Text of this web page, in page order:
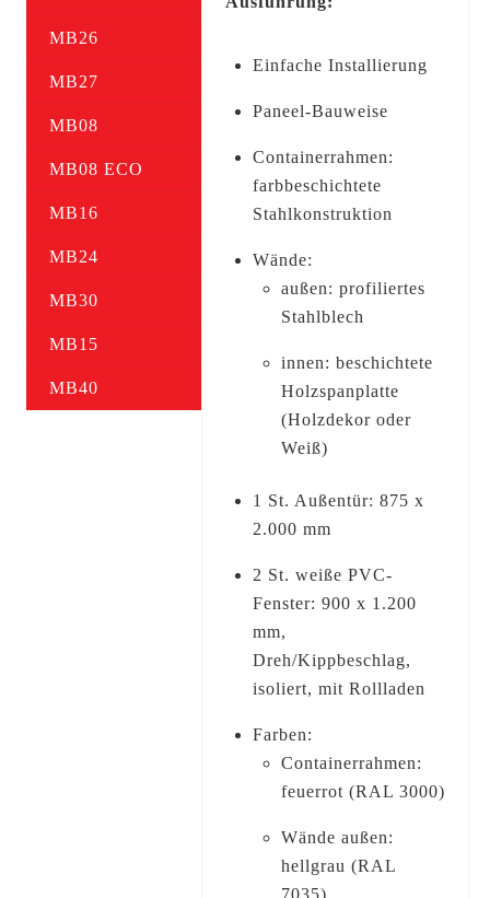
MB26
MB27
MB08
MB08 ECO
MB16
MB24
MB30
MB15
MB40
Einfache Installierung
Paneel-Bauweise
Containerrahmen:
farbbeschichtete
Stahlkonstruktion
Wände:
außen: profiliertes
Stahlblech
innen: beschichtete
Holzspanplatte
(Holzdekor oder
Weiß)
1 St. Außentür: 875 x
2.000 mm
2 St. weiße PVC-
Fenster: 900 x 1.200
mm,
Dreh/Kippbeschlag,
isoliert, mit Rollladen
Farben:
Containerrahmen:
feuerrot (RAL 3000)
Wände außen:
hellgrau (RAL
7035)